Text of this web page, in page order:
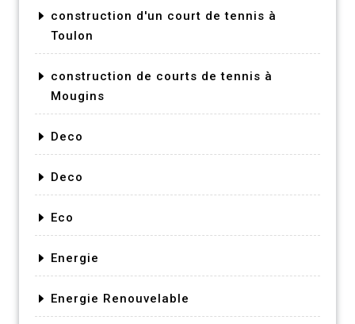
construction d'un court de tennis à
Toulon
construction de courts de tennis à
Mougins
Deco
Deco
Eco
Energie
Energie Renouvelable